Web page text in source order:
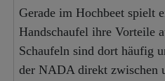
Gerade im Hochbeet spielt
Handschaufel ihre Vorteile
Schaufeln sind dort häufig
der NADA direkt zwischen